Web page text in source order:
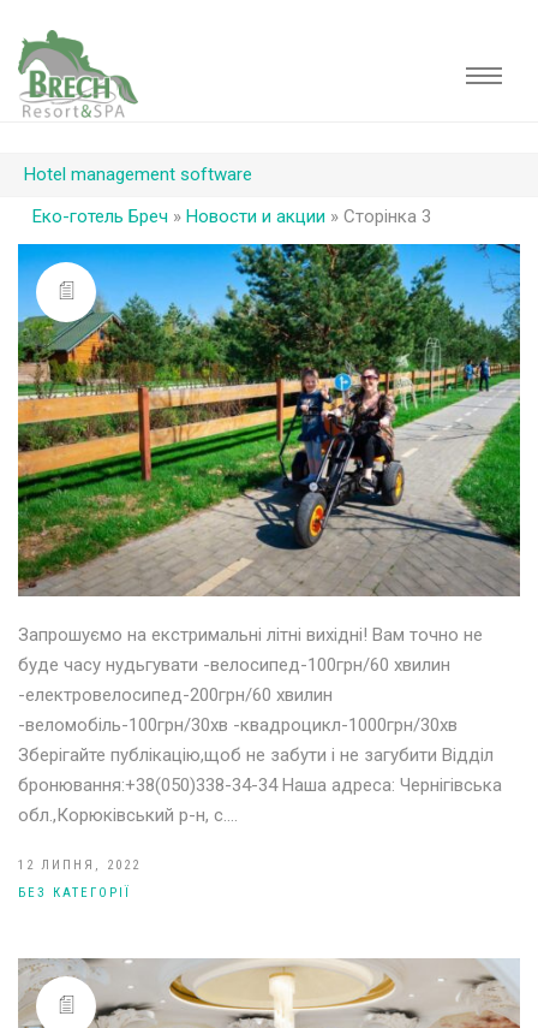
Hotel management software
Еко-готель Бреч » Новости и акции » Сторінка 3
Запрошуємо на екстримальні літні вихідні! Вам точно не
буде часу нудьгувати -велосипед-100грн/60 хвилин
-електровелосипед-200грн/60 хвилин
-веломобіль-100грн/30хв -квадроцикл-1000грн/30хв
Зберігайте публікацію,щоб не забути і не загубити Відділ
бронювання:+38(050)338-34-34 Наша адреса: Чернігівська
обл.,Корюківський р-н, с.…
12 ЛИПНЯ, 2022
БЕЗ КАТЕГОРІЇ